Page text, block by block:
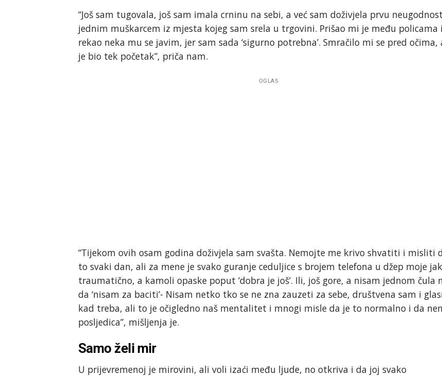
“Još sam tugovala, još sam imala crninu na sebi, a već sam doživjela prvu
jednim muškarcem iz mjesta kojeg sam srela u trgovini. Prišao mi je među policama i
rekao neka mu se javim, jer sam sada ‘sigurno potrebna’. Smračilo mi se pred očima,
je bio tek početak”, priča nam.
OGLAS
“Tijekom ovih osam godina doživjela sam svašta. Nemojte me krivo shvatiti i misliti
to svaki dan, ali za mene je svako guranje ceduljice s brojem telefona u džep moje
traumatično, a kamoli opaske poput ‘dobra je još’. Ili, još gore, a nisam jednom čula
da ‘nisam za baciti’- Nisam netko tko se ne zna zauzeti za sebe, društvena sam i
kad treba, ali to je očigledno naš mentalitet i mnogi misle da je to normalno i da
posljedica”, mišljenja je.
Samo želi mir
U prijevremenoj je mirovini, ali voli izaći među ljude, no otkriva i da joj svako